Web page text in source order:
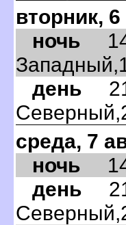
вторник, 6
ночь
день
среда, 7
ночь
день